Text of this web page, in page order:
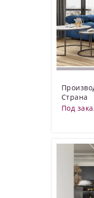
Страна
Под